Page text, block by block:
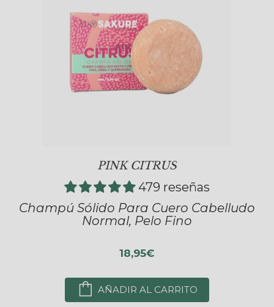
PINK CITRUS
479 reseñas
Champú Sólido Para Cuero Cabelludo
Normal, Pelo Fino
18,95€
AÑADIR AL CARRITO